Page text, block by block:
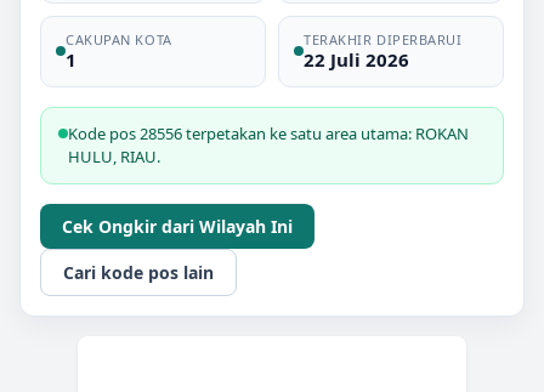
CAKUPAN KOTA
1
TERAKHIR DIPERBARUI
22 Juli 2026
Kode pos 28556 terpetakan ke satu area utama: ROKAN
HULU, RIAU.
Cek Ongkir dari Wilayah Ini
Cari kode pos lain